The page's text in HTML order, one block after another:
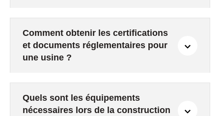
Comment obtenir les certifications
et documents réglementaires pour
une usine ?
Quels sont les équipements
nécessaires lors de la construction